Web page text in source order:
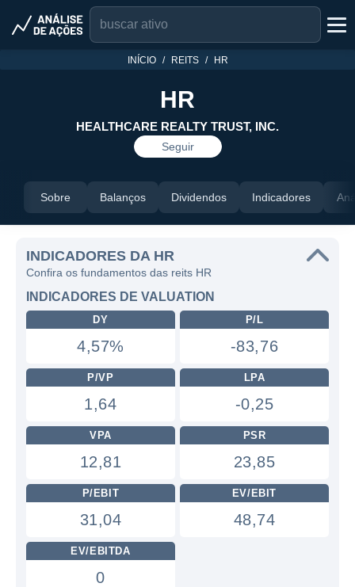
INÍCIO REITS HR
HR
HEALTHCARE REALTY TRUST, INC.
Seguir
Sobre Balanços Dividendos Indicadores
INDICADORES DA HR
Confira os fundamentos das reits HR
INDICADORES DE VALUATION
DY
4,57%
P/L
-83,76
P/VP
1,64
LPA
-0,25
VPA
12,81
PSR
23,85
P/EBIT
31,04
EV/EBIT
48,74
EV/EBITDA
0